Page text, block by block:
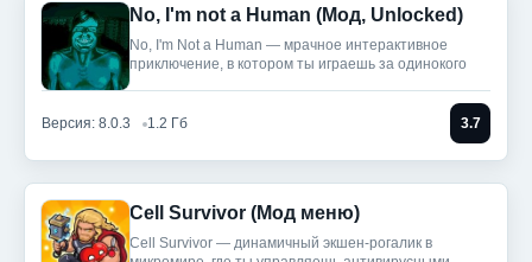
No, I'm not a Human (Мод, Unlocked)
No, I'm Not a Human — мрачное интерактивное
приключение, в котором ты играешь за одинокого
Версия: 8.0.3 1.2 Гб 3.7
Cell Survivor (Мод меню)
Cell Survivor — динамичный экшен-рогалик в